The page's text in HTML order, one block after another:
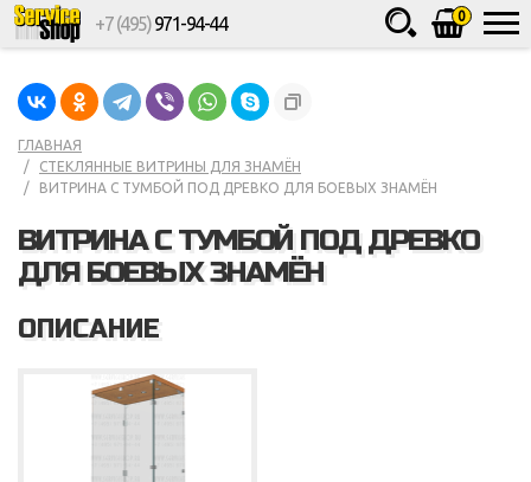
0
+7 (495)971-94-44
ГЛАВНАЯ
СТЕКЛЯННЫЕ ВИТРИНЫ ДЛЯ ЗНАМЁН
ВИТРИНА С ТУМБОЙ ПОД ДРЕВКО ДЛЯ БОЕВЫХ ЗНАМЁН
ВИТРИНА С ТУМБОЙ ПОД ДРЕВКО
ДЛЯ БОЕВЫХ ЗНАМЁН
ОПИСАНИЕ